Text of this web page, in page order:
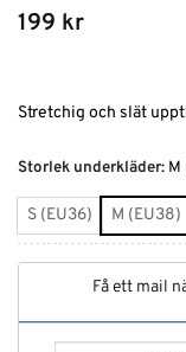
199 kr
Stretchig och slät
Storlek underkläder: M
S (EU36) M (EU38)
Få ett mail
Alternative: